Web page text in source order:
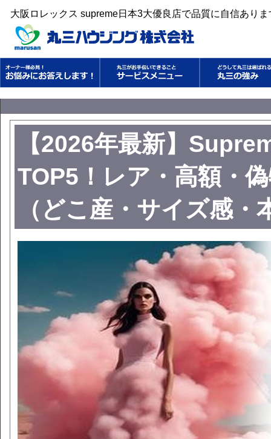
大阪ロレックス supreme日本3大優良店で品質に自信ありま
【2026年最新】
TOP5！レア・高額・
（どこ産・サイズ感・